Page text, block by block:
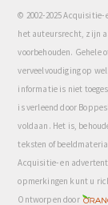
© 2002-2025
het auteursrecht, zijn
voorbehouden. Gehele
verveelvoudiging op
informatie is niet
is verleend door
voldaan. Het is,
teksten of
Acquisitie- en
opmerkingen kunt u
Ontworpen door